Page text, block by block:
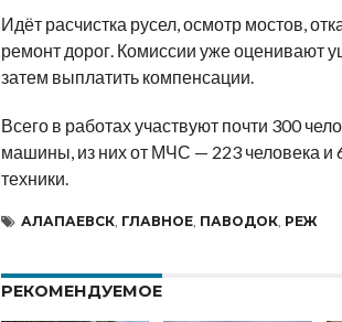
Идёт расчистка русел, осмотр мостов,
ремонт дорог. Комиссии уже оценивают
затем выплатить компенсации.
Всего в работах участвуют почти 300
машины, из них от МЧС — 223 человека и
техники.
АЛАПАЕВСК, ГЛАВНОЕ, ПАВОДОК, РЕЖ
РЕКОМЕНДУЕМОЕ